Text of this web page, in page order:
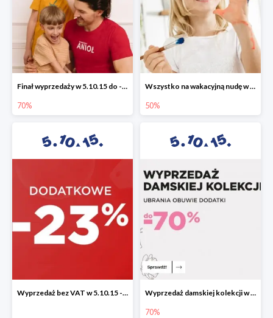
Finał wyprzedaży w 5.10.15 do -70%
70%
Wszystko na wakacyjną nudę w 5.10.15 - gry i zabawki do -50%
50%
Wyprzedaż bez VAT w 5.10.15 - dodatkowe -23% rabatu Wyprzedaż damskiej kolekcji w 5.10.15 - ubrania, obuwie i dodatki do -70%
70%